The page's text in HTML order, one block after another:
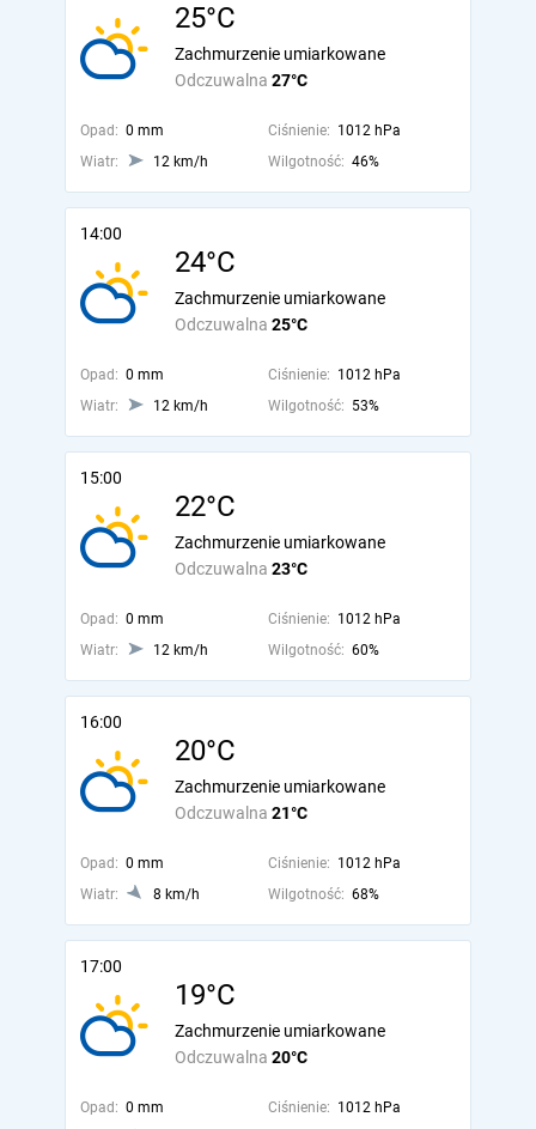
25°C
Odczuwalna 27°C
Zachmurzenie umiarkowane
Opad: 0 mm Ciśnienie: 1012 hPa
Wiatr:
12 km/h Wilgotność: 46%
14:00
24°C
Odczuwalna 25°C
Zachmurzenie umiarkowane
Opad: 0 mm Ciśnienie: 1012 hPa
Wiatr:
12 km/h Wilgotność: 53%
15:00
22°C
Odczuwalna 23°C
Zachmurzenie umiarkowane
Opad: 0 mm Ciśnienie: 1012 hPa
Wiatr:
12 km/h Wilgotność: 60%
16:00
20°C
Odczuwalna 21°C
Zachmurzenie umiarkowane
Opad: 0 mm Ciśnienie: 1012 hPa
Wiatr:
8 km/h Wilgotność: 68%
17:00
19°C
Odczuwalna 20°C
Zachmurzenie umiarkowane
Opad: 0 mm Ciśnienie: 1012 hPa